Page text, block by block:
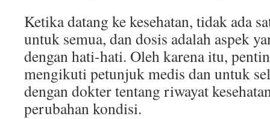
Ketika datang ke kesehatan, tidak ada
untuk semua, dan dosis adalah aspek
dengan hati-hati. Oleh karena itu,
mengikuti petunjuk medis dan untuk
dengan dokter tentang riwayat
perubahan kondisi.